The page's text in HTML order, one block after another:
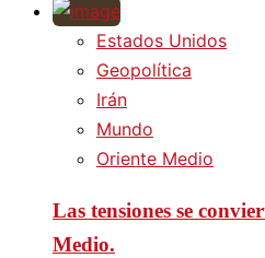
Estados Unidos
Geopolítica
Irán
Mundo
Oriente Medio
Las tensiones se
Medio.